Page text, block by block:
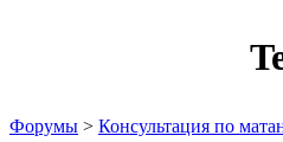
Форумы > Консультация по